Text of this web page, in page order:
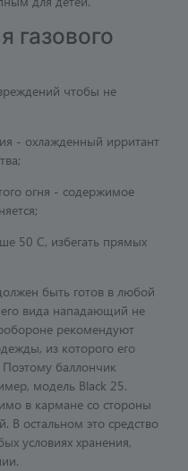
газового
чтобы не
- охлажденный ирритант
огня - содержимое
50 С, избегать прямых
быть готов в любой
вида нападающий не
рекомендуют
из которого его
Поэтому баллончик
модель Black 25.
в кармане со стороны
В остальном это средство
условиях хранения,